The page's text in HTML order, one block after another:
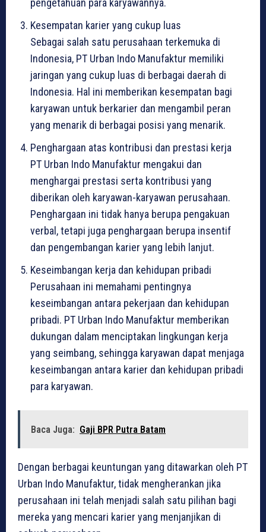
pengetahuan para karyawannya.
Kesempatan karier yang cukup luas
Sebagai salah satu perusahaan terkemuka di
Indonesia, PT Urban Indo Manufaktur memiliki
jaringan yang cukup luas di berbagai daerah di
Indonesia. Hal ini memberikan kesempatan bagi
karyawan untuk berkarier dan mengambil peran
yang menarik di berbagai posisi yang menarik.
Penghargaan atas kontribusi dan prestasi kerja
PT Urban Indo Manufaktur mengakui dan
menghargai prestasi serta kontribusi yang
diberikan oleh karyawan-karyawan perusahaan.
Penghargaan ini tidak hanya berupa pengakuan
verbal, tetapi juga penghargaan berupa insentif
dan pengembangan karier yang lebih lanjut.
Keseimbangan kerja dan kehidupan pribadi
Perusahaan ini memahami pentingnya
keseimbangan antara pekerjaan dan kehidupan
pribadi. PT Urban Indo Manufaktur memberikan
dukungan dalam menciptakan lingkungan kerja
yang seimbang, sehingga karyawan dapat menjaga
keseimbangan antara karier dan kehidupan pribadi
para karyawan.
Baca Juga: Gaji BPR Putra Batam
Dengan berbagai keuntungan yang ditawarkan oleh PT
Urban Indo Manufaktur, tidak mengherankan jika
perusahaan ini telah menjadi salah satu pilihan bagi
mereka yang mencari karier yang menjanjikan di